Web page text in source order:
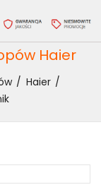
Haier
Haier